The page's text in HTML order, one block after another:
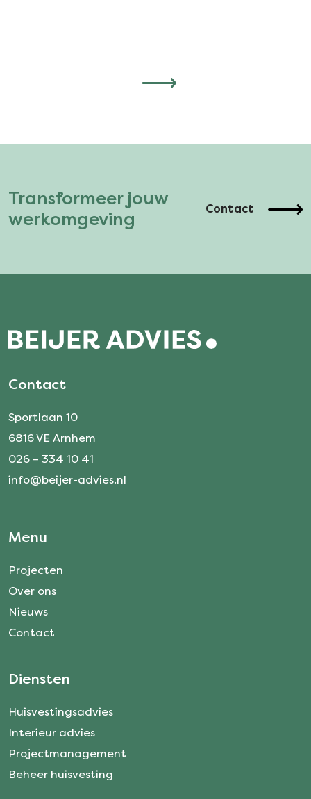
Transformeer jouw
werkomgeving
Contact
Contact
Sportlaan 10
6816 VE Arnhem
026 – 334 10 41
info@beijer-advies.nl
Menu
Projecten
Over ons
Nieuws
Contact
Diensten
Huisvestingsadvies
Interieur advies
Projectmanagement
Beheer huisvesting